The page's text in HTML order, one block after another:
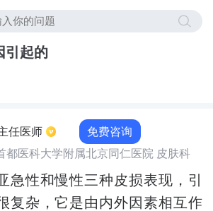
引起的
任医师 免费咨询
都医科大学附属北京同仁医院 皮肤科
急性和慢性三种皮损表现，引
复杂，它是由内外因素相互作